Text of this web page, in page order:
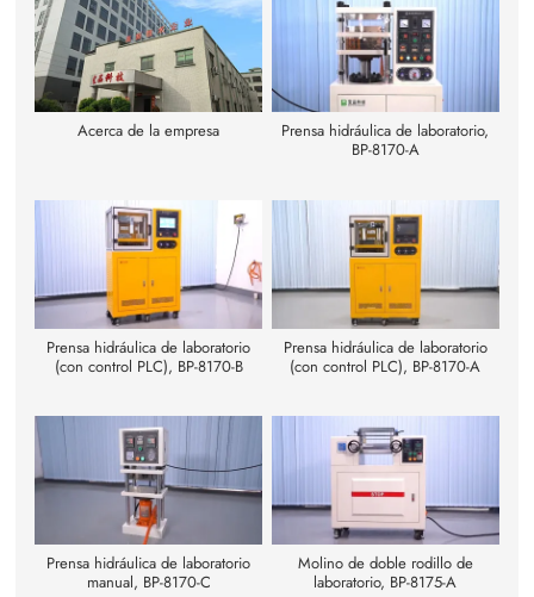
Acerca de la empresa
Prensa hidráulica de laboratorio,
BP-8170-A
Prensa hidráulica de laboratorio
(con control PLC), BP-8170-B
Prensa hidráulica de laboratorio
(con control PLC), BP-8170-A
Prensa hidráulica de laboratorio
manual, BP-8170-C
Molino de doble rodillo de
laboratorio, BP-8175-A